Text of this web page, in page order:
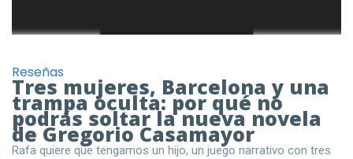
Reseñas
Tres mujeres, Barcelona y una
trampa oculta: por qué no
podrás soltar la nueva novela
de Gregorio Casamayor
Rafa quiere que tengamos un hijo, un juego narrativo con tres